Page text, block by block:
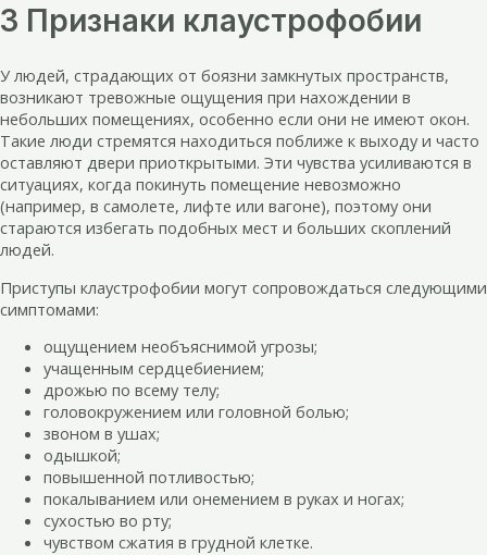
3 Признаки клаустрофобии
У людей, страдающих от боязни замкнутых пространств,
возникают тревожные ощущения при нахождении в
небольших помещениях, особенно если они не имеют окон.
Такие люди стремятся находиться поближе к выходу и часто
оставляют двери приоткрытыми. Эти чувства усиливаются в
ситуациях, когда покинуть помещение невозможно
(например, в самолете, лифте или вагоне), поэтому они
стараются избегать подобных мест и больших скоплений
людей.
Приступы клаустрофобии могут сопровождаться следующими
симптомами:
ощущением необъяснимой угрозы;
учащенным сердцебиением;
дрожью по всему телу;
головокружением или головной болью;
звоном в ушах;
одышкой;
повышенной потливостью;
покалыванием или онемением в руках и ногах;
сухостью во рту;
чувством сжатия в грудной клетке.